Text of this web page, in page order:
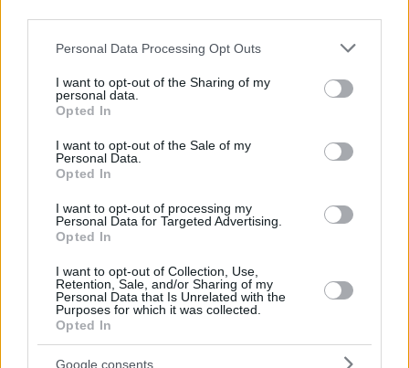
Please note that this website/app uses one or more Google
not limited to your visit or usage behaviour. You may click to
grant or deny consent to Google and its third-party tags to
use your data for below specified purposes in below Google
consent section.
Personal Data Processing Opt Outs
I want to opt-out of the Sharing of my
personal data.
Opted In
I want to opt-out of the Sale of my
Personal Data.
Opted In
I want to opt-out of processing my
Personal Data for Targeted Advertising.
Opted In
I want to opt-out of Collection, Use,
Retention, Sale, and/or Sharing of my
Personal Data that Is Unrelated with the
Purposes for which it was collected.
Opted In
Google consents
Βράχος στο πλευρό του Φίτσο η σύζυγός του, τον
ασφαλείας
16.05.2024, 13:46 1